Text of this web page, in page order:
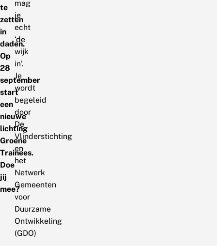
te
zetten
in
daden.
Op
28
september
start
een
nieuwe
lichting
Groene
Trainees.
Doe
jij
mee?
mag
je
echt
‘de
wijk
in’.
Je
wordt
begeleid
door
De
Vlinderstichting
en
het
Netwerk
Gemeenten
voor
Duurzame
Ontwikkeling
(GDO)